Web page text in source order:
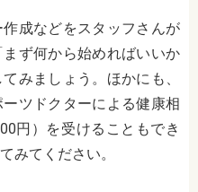
成などをスタッフさんが
ず何から始めればいいか
みましょう。ほかにも、
ツドクターによる健康相
円）を受けることもでき
みてください。